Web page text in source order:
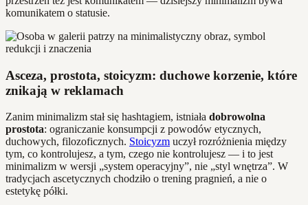
komunikatem o statusie.
Asceza, prostota, stoicyzm: duchowe korzenie, które
znikają w reklamach
Zanim minimalizm stał się hashtagiem, istniała dobrowolna
prostota: ograniczanie konsumpcji z powodów etycznych,
duchowych, filozoficznych. Stoicyzm uczył rozróżnienia między
tym, co kontrolujesz, a tym, czego nie kontrolujesz — i to jest
minimalizm w wersji „system operacyjny”, nie „styl wnętrza”. W
tradycjach ascetycznych chodziło o trening pragnień, a nie o
estetykę półki.